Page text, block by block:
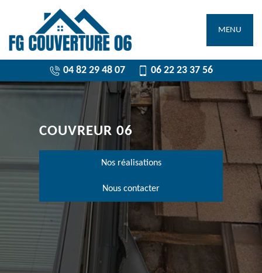
MENU
04 82 29 48 07 06 22 23 37 56
COUVREUR 06
Nos réalisations
Nous contacter